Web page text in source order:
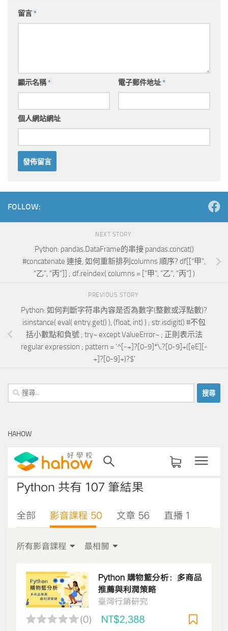
留言*
顯示名稱* 電子郵件地址*
個人網站網址
FOLLOW:
NEXT STORY
Python: pandas.DataFrame的串接 pandas.concat()
#concatenate 連接, 如何重新排列columns 順序? df[[“甲”,
“乙”, “丙”]] ; df.reindex( columns = [“甲”, “乙”, “丙”] )
PREVIOUS STORY
Python: 如何判斷字符串內容是否為數字(整數或浮點數)?
isinstance( eval( entry.get() ), (float, int) ) ; str.isdigit() #不包
括小數點和負號 ; try~ except ValueError~ ; 正則表示法
regular expression ; pattern = ‘^[-+]?[0-9]*\.?[0-9]+([eE][-
+]?[0-9]+)?$’
搜
尋
字:
HAHOW